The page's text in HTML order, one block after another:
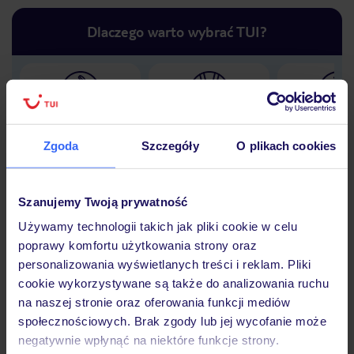
Zgoda Szczegóły O plikach cookies
Szanujemy Twoją prywatność
Używamy technologii takich jak pliki cookie w celu
poprawy komfortu użytkowania strony oraz
personalizowania wyświetlanych treści i reklam. Pliki
cookie wykorzystywane są także do analizowania ruchu
na naszej stronie oraz oferowania funkcji mediów
społecznościowych. Brak zgody lub jej wycofanie może
negatywnie wpłynąć na niektóre funkcje strony.
Dlaczego warto wybrać TUI?
podróży w Polsce
Hotel
Opinie